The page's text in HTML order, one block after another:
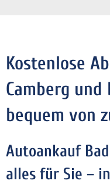
Kostenlose
Camberg
bequem von
Autoankauf
alles für Sie –